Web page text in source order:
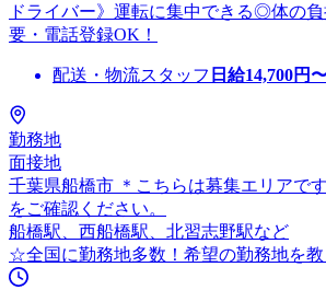
ドライバー》運転に集中できる◎体の
要・電話登録OK！
配送・物流スタッフ 日給14,700円
勤務地
面接地
千葉県船橋市 ＊こちらは募集エリアで
をご確認ください。
船橋駅、西船橋駅、北習志野駅など
☆全国に勤務地多数！希望の勤務地を